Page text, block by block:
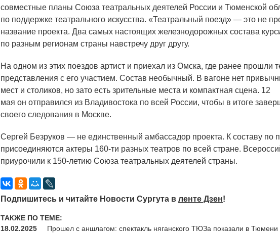
совместные планы Союза театральных деятелей России и Тюменской
по поддержке театрального искусства. «Театральный поезд» — это не
название проекта. Два самых настоящих железнодорожных состава
по разным регионам страны навстречу друг другу.
На одном из этих поездов артист и приехал из Омска, где ранее прошли
представления с его участием. Состав необычный. В вагоне нет
мест и столиков, но зато есть зрительные места и компактная сцена. 12
мая он отправился из Владивостока по всей России, чтобы в итоге
своего следования в Москве.
Сергей Безруков — не единственный амбассадор проекта. К составу по
присоединяются актеры 160-ти разных театров по всей стране.
приурочили к 150-летию Союза театральных деятелей страны.
Подпишитесь и читайте Новости Сургута в ленте Дзен!
ТАКЖЕ ПО ТЕМЕ:
18.02.2025
Прошел с аншлагом: спектакль няганского ТЮЗа показали в Тюмени